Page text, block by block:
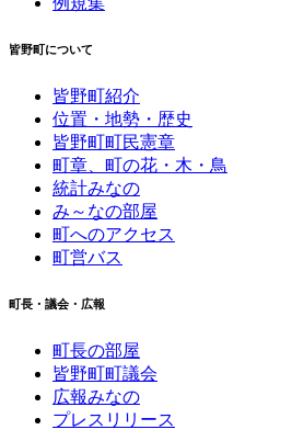
皆野町について
皆野町紹介
位置・地勢・歴史
皆野町町民憲章
町章、町の花・木・鳥
統計みなの
み～なの部屋
町へのアクセス
町営バス
町長・議会・広報
町長の部屋
皆野町町議会
広報みなの
プレスリリース